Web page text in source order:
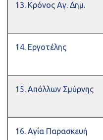
13. Κρόνος Αγ. Δημ.
14. Εργοτέλης
15. Απόλλων Σμύρνης
16. Αγία Παρασκευή